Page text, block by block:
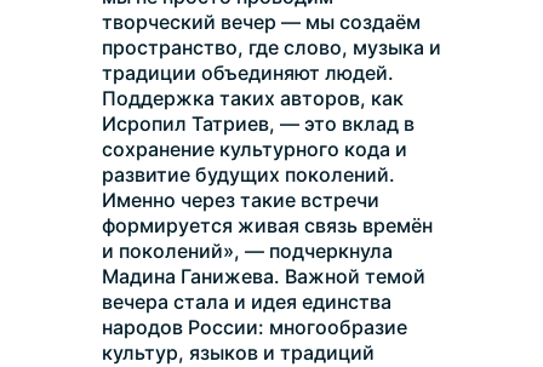
творческий вечер — мы создаём
пространство, где слово, музыка и
традиции объединяют людей.
Поддержка таких авторов, как
Исропил Татриев, — это вклад в
сохранение культурного кода и
развитие будущих поколений.
Именно через такие встречи
формируется живая связь времён
и поколений», — подчеркнула
Мадина Ганижева. Важной темой
вечера стала и идея единства
народов России: многообразие
культур, языков и традиций